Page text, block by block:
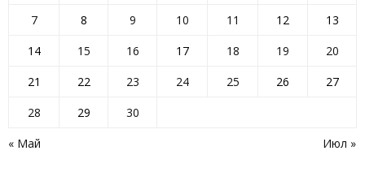
« Май Июл »
7 8 9 10 11 12
13
14
15 16 17 18 19
20
21
22 23 24 25 26
27
28
29 30